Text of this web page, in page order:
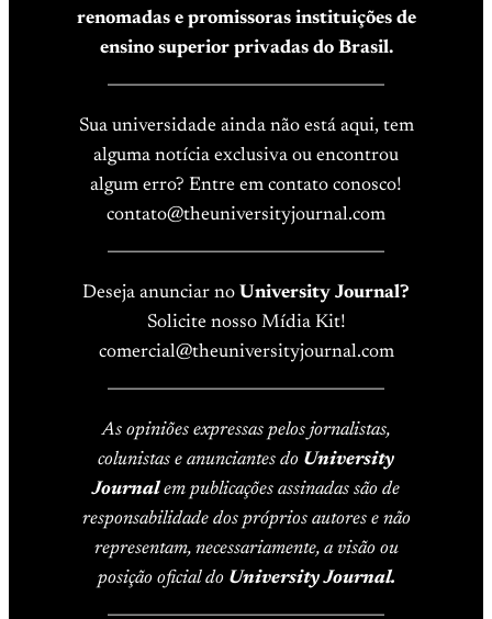
renomadas e promissoras instituições de
ensino superior privadas do Brasil.
Sua universidade ainda não está aqui, tem
alguma notícia exclusiva ou encontrou
algum erro? Entre em contato conosco!
contato@theuniversityjournal.com
Deseja anunciar no University Journal?
Solicite nosso Mídia Kit!
comercial@theuniversityjournal.com
As opiniões expressas pelos jornalistas,
colunistas e anunciantes do University
Journalem publicações assinadas são de
responsabilidade dos próprios autores e não
representam, necessariamente, a visão ou
posição oficial do University Journal.